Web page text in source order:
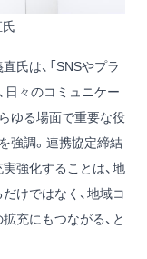
氏は、「SNSやプラ
日々のコミュニケー
ゆる場面で重要な役
強調。連携協定締結
強化することは、地
けではなく、地域コ
充にもつながる、と